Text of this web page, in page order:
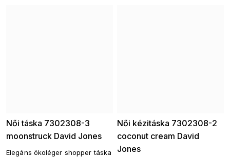
Női táska 7302308-3
moonstruck David Jones
Elegáns ökoléger shopper táska
Női kézitáska 7302308-2
coconut cream David
Jones